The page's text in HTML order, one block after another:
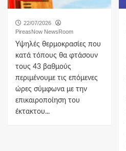
22/07/2026
PireasNow NewsRoom
Υψηλές θερμοκρασίες που
κατά τόπους θα φτάσουν
τους 43 βαθμούς
περιμένουμε τις επόμενες
ώρες σύμφωνα με την
επικαιροποίηση του
έκτακτου...